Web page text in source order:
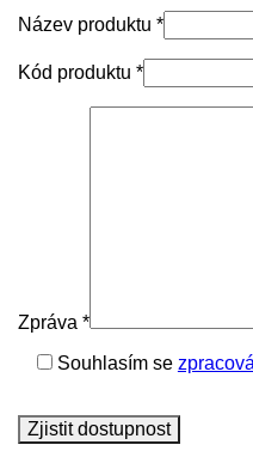
Název produktu *
Kód produktu *
Zpráva *
Souhlasím se
toto
pole
Zjistit dostupnost